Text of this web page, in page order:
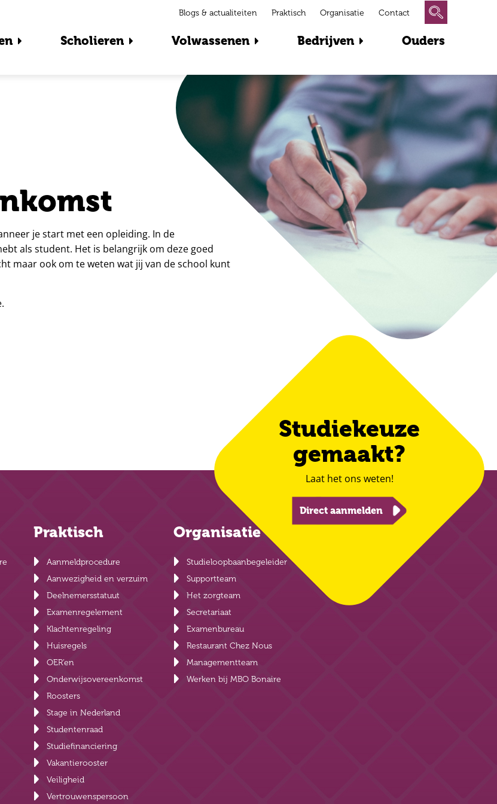
Scholieren Volwassenen Bedrijven Ouders
Blogs & actualiteiten Praktisch Organisatie Contact
je start met een opleiding. In de
als student. Het is belangrijk om deze goed
maar ook om te weten wat jij van de school kunt
Studiekeuze
gemaakt?
Laat het ons weten!
Direct aanmelden
Praktisch
Aanmeldprocedure
Aanwezigheid en verzuim
Deelnemersstatuut
Examenregelement
Klachtenregeling
Huisregels
OER’en
Onderwijsovereenkomst
Roosters
Stage in Nederland
Studentenraad
Studiefinanciering
Vakantierooster
Veiligheid
Vertrouwenspersoon
Organisatie
Studieloopbaanbegeleider
Supportteam
Het zorgteam
Secretariaat
Examenbureau
Restaurant Chez Nous
Managementteam
Werken bij MBO Bonaire